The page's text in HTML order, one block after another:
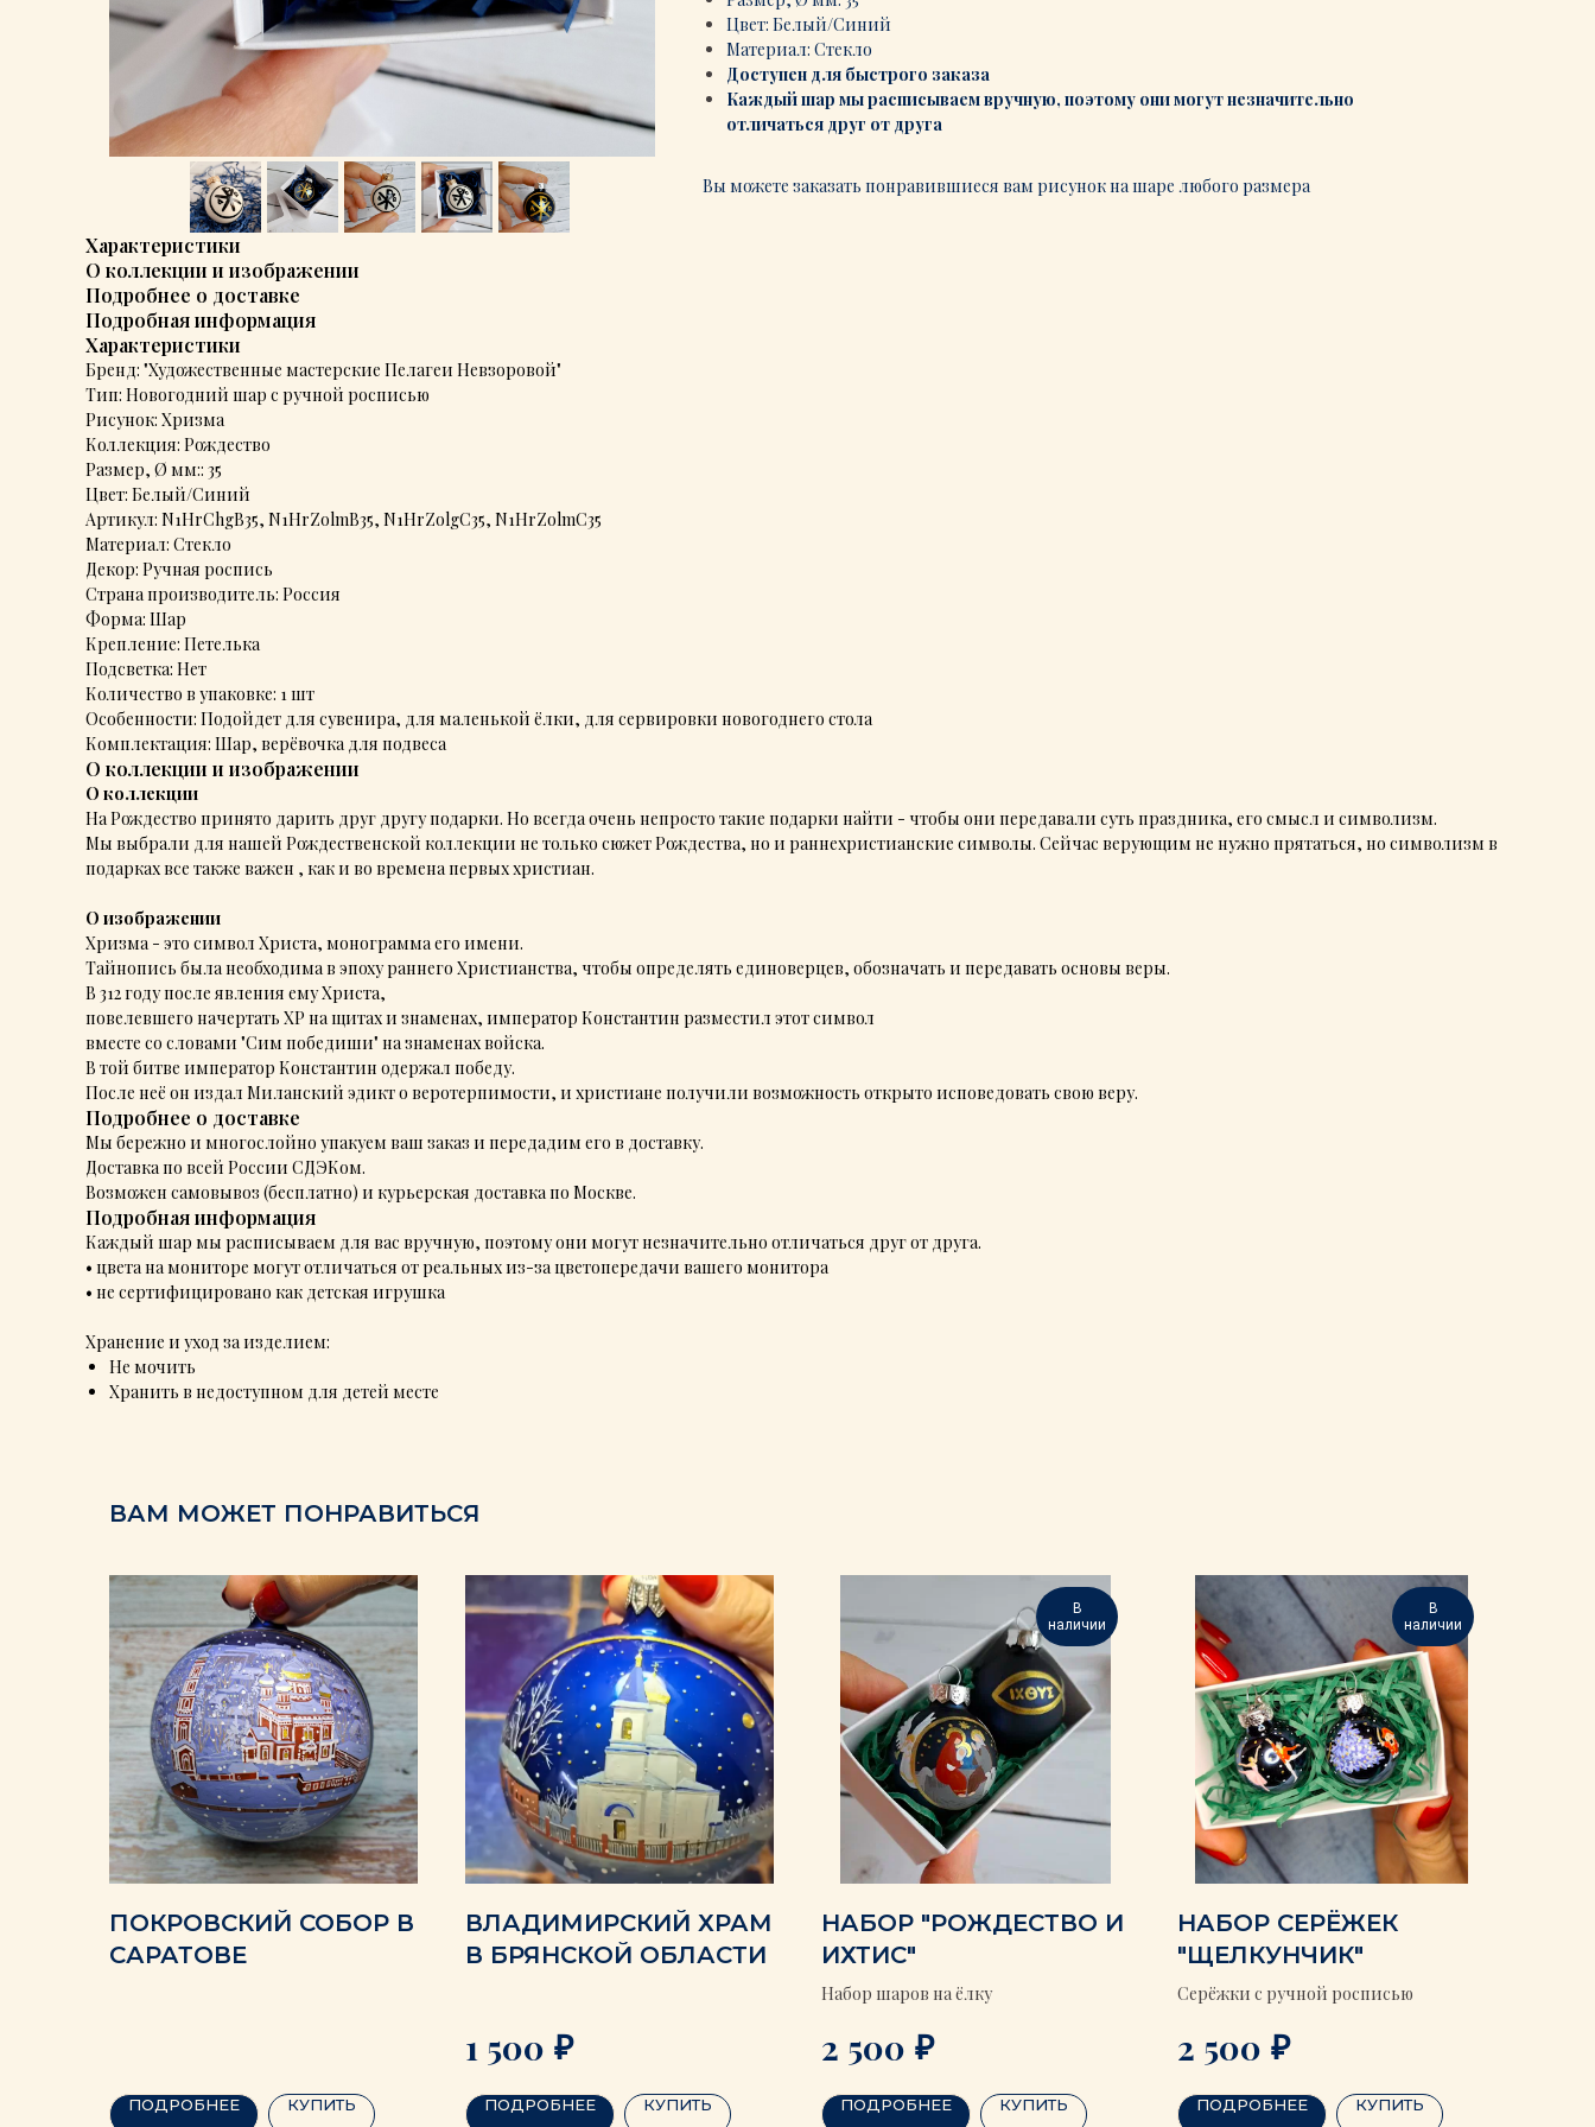
Цвет: Белый/Синий
Материал: Стекло
Доступен для быстрого заказа
Каждый шар мы расписываем вручную, поэтому они могут незначительно
отличаться друг от друга
Вы можете заказать понравившиеся вам рисунок на шаре любого размера
Характеристики
О коллекции и изображении
Подробнее о доставке
Подробная информация
Характеристики
Бренд: "Художественные мастерские Пелагеи Невзоровой"
Тип: Новогодний шар с ручной росписью
Рисунок: Хризма
Коллекция: Рождество
Размер, Ø мм:: 35
Цвет: Белый/Синий
Артикул: N1HrChgB35, N1HrZolmB35, N1HrZolgC35, N1HrZolmC35
Материал: Стекло
Декор: Ручная роспись
Страна производитель: Россия
Форма: Шар
Крепление: Петелька
Подсветка: Нет
Количество в упаковке: 1 шт
Особенности: Подойдет для сувенира, для маленькой ёлки, для сервировки новогоднего стола
Комплектация: Шар, верёвочка для подвеса
О коллекции и изображении
О коллекции
На Рождество принято дарить друг другу подарки. Но всегда очень непросто такие подарки найти - чтобы они передавали суть праздника, его смысл и символизм.
Мы выбрали для нашей Рождественской коллекции не только сюжет Рождества, но и раннехристианские символы. Сейчас верующим не нужно прятаться, но символизм в
подарках все также важен , как и во времена первых христиан.
О изображении
Хризма - это символ Христа, монограмма его имени.
Тайнопись была необходима в эпоху раннего Христианства, чтобы определять единоверцев, обозначать и передавать основы веры.
В 312 году после явления ему Христа,
повелевшего начертать ХР на щитах и знаменах, император Константин разместил этот символ
вместе со словами "Сим победиши" на знаменах войска.
В той битве император Константин одержал победу.
После неё он издал Миланский эдикт о веротерпимости, и христиане получили возможность открыто исповедовать свою веру.
Подробнее о доставке
Мы бережно и многослойно упакуем ваш заказ и передадим его в доставку.
Доставка по всей России СДЭКом.
Возможен самовывоз (бесплатно) и курьерская доставка по Москве.
Подробная информация
Каждый шар мы расписываем для вас вручную, поэтому они могут незначительно отличаться друг от друга.
• цвета на мониторе могут отличаться от реальных из-за цветопередачи вашего монитора
• не сертифицировано как детская игрушка
Хранение и уход за изделием:
Не мочить
Хранить в недоступном для детей месте
ВАМ МОЖЕТ ПОНРАВИТЬСЯ
ПОКРОВСКИЙ СОБОР В
САРАТОВЕ
ПОДРОБНЕЕ КУПИТЬ
ВЛАДИМИРСКИЙ ХРАМ
В БРЯНСКОЙ ОБЛАСТИ
1 500 ₽
ПОДРОБНЕЕ КУПИТЬ
В
наличии
НАБОР "РОЖДЕСТВО И
ИХТИС"
Набор шаров на ёлку
2 500 ₽
ПОДРОБНЕЕ КУПИТЬ
В
наличии
НАБОР СЕРЁЖЕК
"ЩЕЛКУНЧИК"
Серёжки с ручной росписью
2 500 ₽
ПОДРОБНЕЕ КУПИТЬ